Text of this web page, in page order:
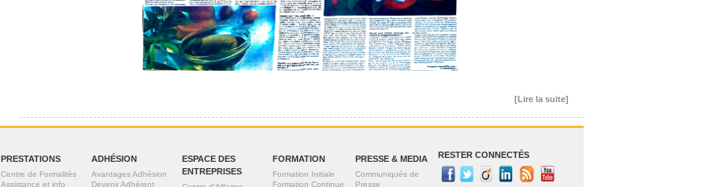
[Lire la suite]
PRESTATIONS
Centre de Formalités
Assistance et info
ADHÉSION
Avantages Adhésion
Devenir Adhérent
ESPACE DES
ENTREPRISES
FORMATION
Formation Initiale
Formation Continue
PRESSE & MEDIA
Communiqués de
Presse
RESTER CONNECTÉS